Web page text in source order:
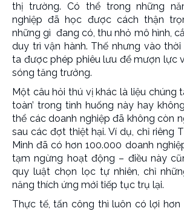
thị trường. Có thể trong những
nghiệp đã học được cách thận
những gì đang có, thu nhỏ mô hình,
duy trì vận hành. Thế nhưng vào thời
ta được phép phiêu lưu để mượn lực
sóng tăng trưởng.
Một câu hỏi thú vị khác là liệu chúng
toàn’ trong tình huống này hay
thể các doanh nghiệp đã không còn
sau các đợt thiệt hại. Ví dụ, chỉ riêng
Minh đã có hơn 100.000 doanh
tạm ngừng hoạt động – điều này
quy luật chọn lọc tự nhiên, chỉ
năng thích ứng mới tiếp tục trụ lại.
Thực tế, tấn công thì luôn có lợi